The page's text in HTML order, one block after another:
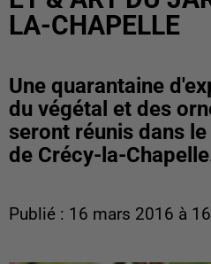
LA-CHAPELLE
Une quarantaine
du végétal et des
seront réunis dans
de Crécy-la-
Publié : 16 mars 2016 à